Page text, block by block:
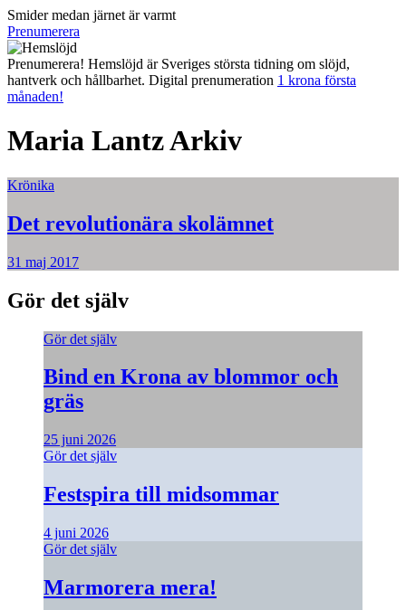
Smider medan järnet är varmt
Prenumerera
Prenumerera! Hemslöjd är Sveriges största tidning om slöjd,
hantverk och hållbarhet. Digital prenumeration 1 krona första
månaden!
Maria LantzArkiv
Krönika
Det revolutionära skolämnet
31 maj 2017
Gör det själv
Gör det själv
Bind en Krona av blommor och
gräs
25 juni 2026
Gör det själv
Festspira till midsommar
4 juni 2026
Gör det själv
Marmorera mera!